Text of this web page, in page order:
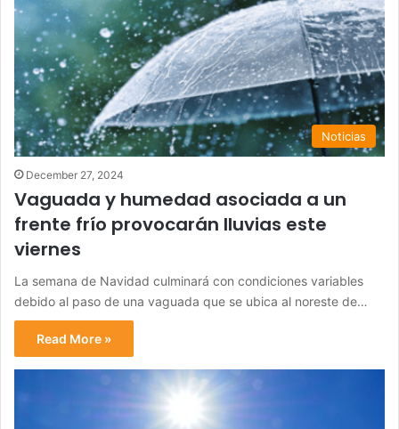
Noticias
December 27, 2024
Vaguada y humedad asociada a un
frente frío provocarán lluvias este
viernes
La semana de Navidad culminará con condiciones variables
debido al paso de una vaguada que se ubica al noreste de…
Read More »